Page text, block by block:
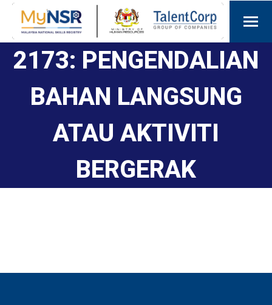
2173: PENGENDALIAN
BAHAN LANGSUNG
ATAU AKTIVITI
BERGERAK